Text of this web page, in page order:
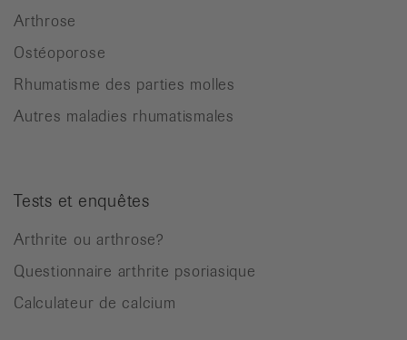
Arthrose
Ostéoporose
Rhumatisme des parties molles
Autres maladies rhumatismales
Tests et enquêtes
Arthrite ou arthrose?
Questionnaire arthrite psoriasique
Calculateur de calcium